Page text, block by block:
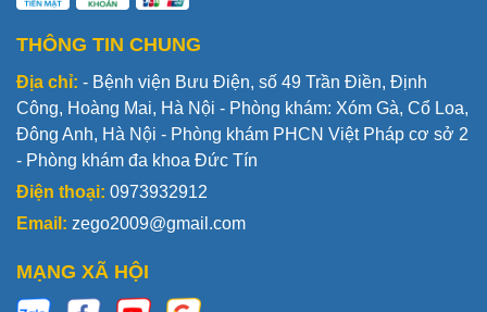
THÔNG TIN CHUNG
Địa chỉ: - Bệnh viện Bưu Điện, số 49 Trần Điền, Định
Công, Hoàng Mai, Hà Nội - Phòng khám: Xóm Gà, Cổ Loa,
Đông Anh, Hà Nội - Phòng khám PHCN Việt Pháp cơ sở 2
- Phòng khám đa khoa Đức Tín
Điện thoại: 0973932912
Email: zego2009@gmail.com
MẠNG XÃ HỘI